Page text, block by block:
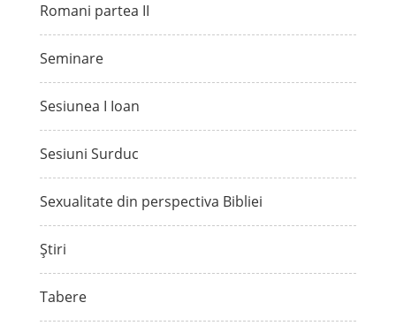
Romani partea II
Seminare
Sesiunea I Ioan
Sesiuni Surduc
Sexualitate din perspectiva Bibliei
Știri
Tabere